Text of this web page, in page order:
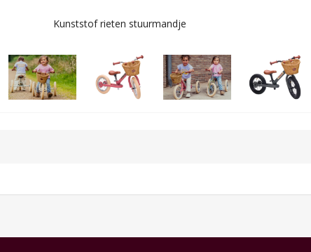
Kunststof rieten stuurmandje